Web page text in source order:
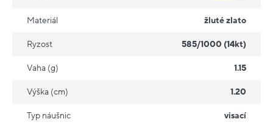
Materiál žluté zlato
Ryzost 585/1000 (14kt)
Vaha (g) 1.15
Výška (cm) 1.20
Typ náušnic visací